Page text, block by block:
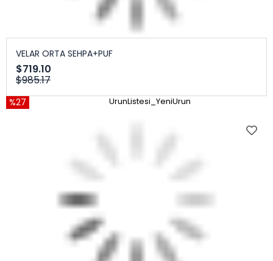
VELAR ORTA SEHPA+PUF
$719.10
$985.17
%27 UrunListesi_YeniUrun